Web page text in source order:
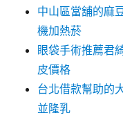
中山區當舖的麻
機加熱菸
眼袋手術推薦君
皮價格
台北借款幫助的
並隆乳